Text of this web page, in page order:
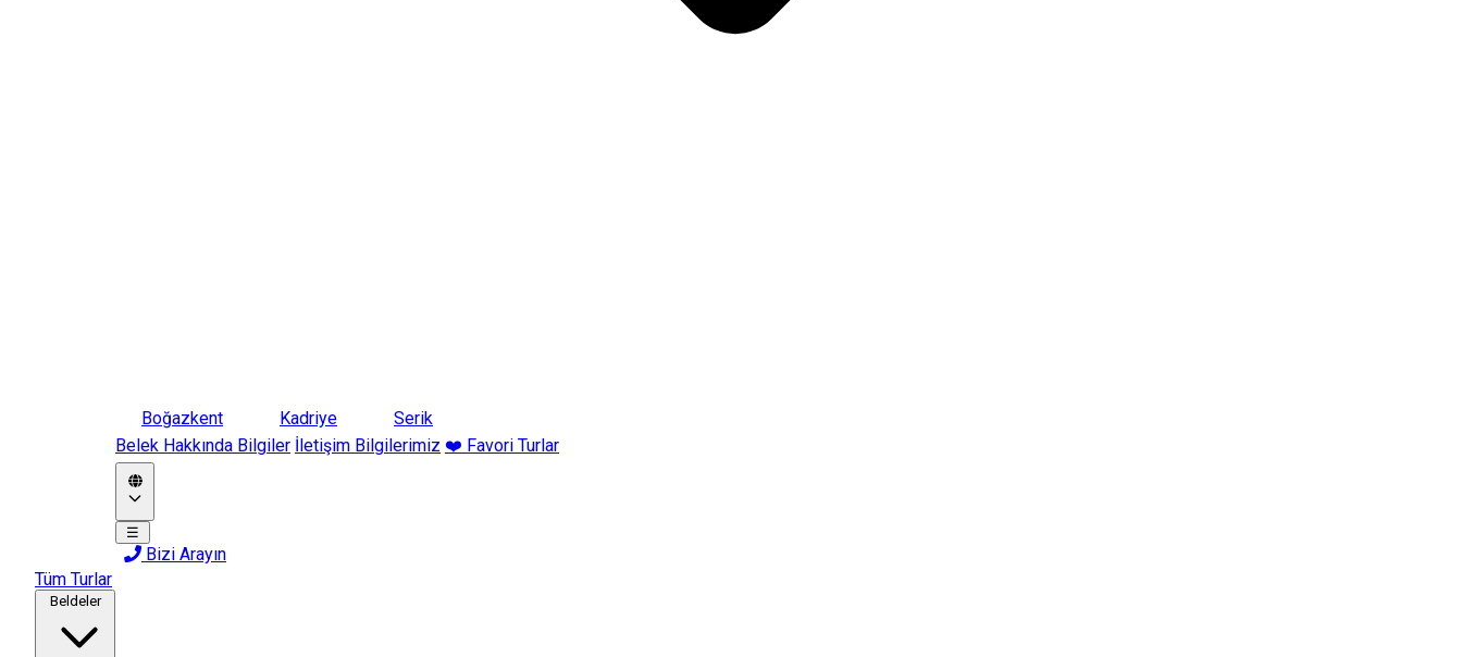
Boğazkent Kadriye
Serik
Belek Hakkında Bilgiler İletişim Bilgilerimiz ❤️ Favori Turlar
☰
Bizi Arayın
Tüm Turlar
Beldeler